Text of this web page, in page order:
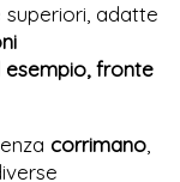
adatte
fronte
corrimano